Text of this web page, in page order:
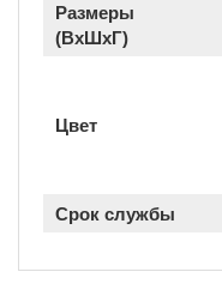
Размеры
(ВхШхГ)
Цвет
Cрок службы